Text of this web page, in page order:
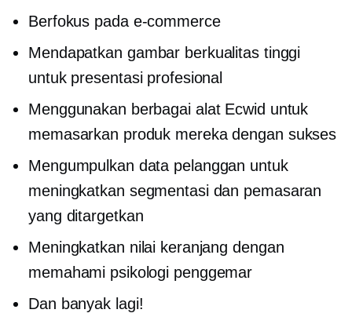
Berfokus pada e-commerce
Mendapatkan gambar berkualitas tinggi
untuk presentasi profesional
Menggunakan berbagai alat Ecwid untuk
memasarkan produk mereka dengan sukses
Mengumpulkan data pelanggan untuk
meningkatkan segmentasi dan pemasaran
yang ditargetkan
Meningkatkan nilai keranjang dengan
memahami psikologi penggemar
Dan banyak lagi!